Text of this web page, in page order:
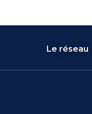
Le réseau